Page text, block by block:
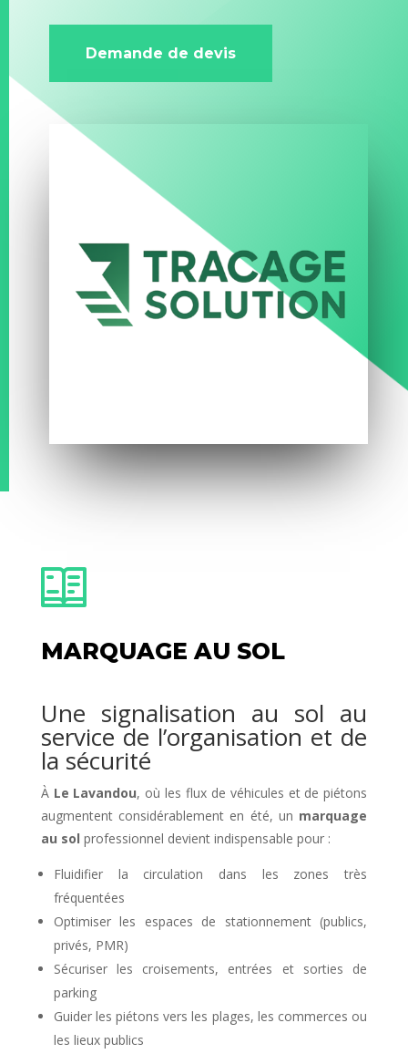
Demande de devis
MARQUAGE AU SOL
Une signalisation au sol au
service de l’organisation et de
la sécurité
À Le Lavandou, où les flux de véhicules et de piétons
augmentent considérablement en été, un marquage
au sol professionnel devient indispensable pour :
Fluidifier la circulation dans les zones très
fréquentées
Optimiser les espaces de stationnement (publics,
privés, PMR)
Sécuriser les croisements, entrées et sorties de
parking
Guider les piétons vers les plages, les commerces ou
les lieux publics